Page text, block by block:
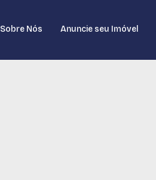
Anuncie seu Imóvel
Sobre Nós